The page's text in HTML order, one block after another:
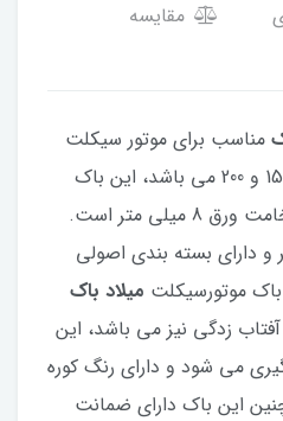
مقایسه
مناسب برای موتور سیکلت
هوندا با حجم موتور 125، 150 و 200 می باشد، این باک
بسیار باکیفیت و دارای ضخامت ورق 8 میلی متر است.
باک تقریبا 10 لیتر و دارای بسته بندی اصولی
موتورسیکلت میلاد باک
زدگی نیز می باشد، این
می شود و دارای رنگ کوره
است. همچنین این باک دارای ضمانت